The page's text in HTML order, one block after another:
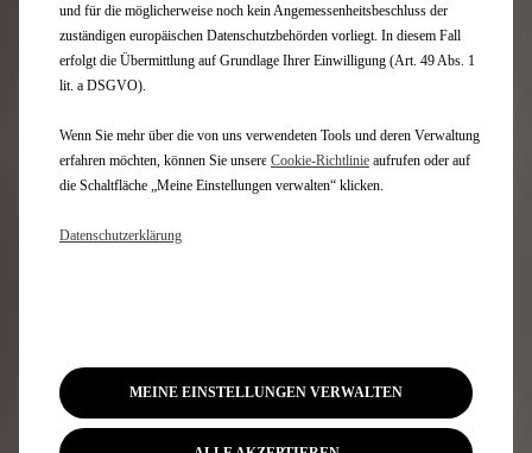
REIFENMONTAGE UND
und für die möglicherweise noch kein Angemessenheitsbeschluss der
zuständigen europäischen Datenschutzbehörden vorliegt. In diesem Fall
erfolgt die Übermittlung auf Grundlage Ihrer Einwilligung (Art. 49 Abs. 1
lit. a DSGVO).
Wenn Sie mehr über die von uns verwendeten Tools und deren Verwaltung
erfahren möchten, können Sie unsere Cookie‑Richtlinie aufrufen oder auf
die Schaltfläche „Meine Einstellungen verwalten“ klicken.
Datenschutzerklärung
MEINE EINSTELLUNGEN VERWALTEN